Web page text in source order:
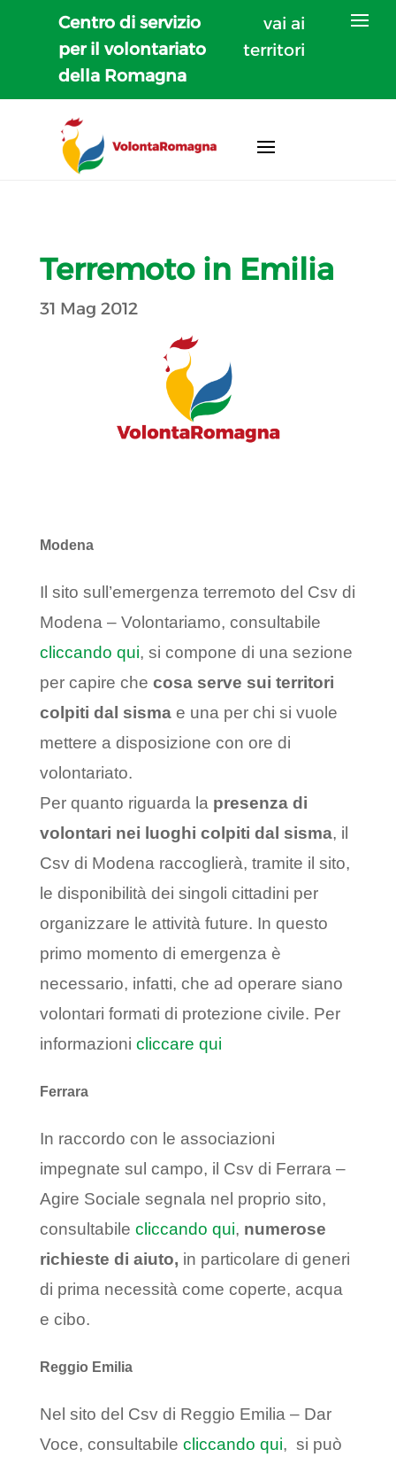
Centro di servizio
per il volontariato
della Romagna
vai ai
territori
Terremoto in Emilia
31 Mag 2012
Modena
Il sito sull’emergenza terremoto del Csv di
Modena – Volontariamo, consultabile
cliccando qui, si compone di una sezione
per capire che cosa serve sui territori
colpiti dal sismae una per chi si vuole
mettere a disposizione con ore di
volontariato.
Per quanto riguarda la presenza di
volontari nei luoghi colpiti dal sisma, il
Csv di Modena raccoglierà, tramite il sito,
le disponibilità dei singoli cittadini per
organizzare le attività future. In questo
primo momento di emergenza è
necessario, infatti, che ad operare siano
volontari formati di protezione civile. Per
informazioni cliccare qui
Ferrara
In raccordo con le associazioni
impegnate sul campo, il Csv di Ferrara –
Agire Sociale segnala nel proprio sito,
consultabile cliccando qui, numerose
richieste di aiuto, in particolare di generi
di prima necessità come coperte, acqua
e cibo.
Reggio Emilia
Nel sito del Csv di Reggio Emilia – Dar
Voce, consultabile cliccando qui, si può